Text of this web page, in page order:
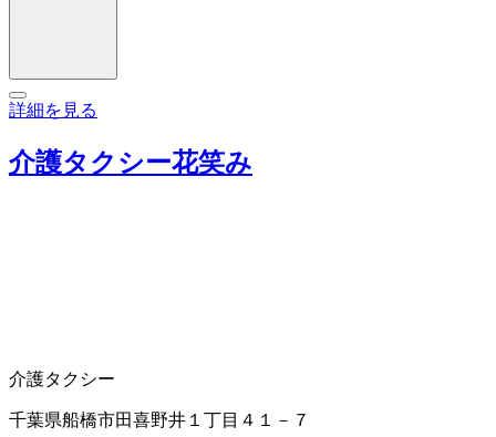
詳細を見る
介護タクシー花笑み
介護タクシー
千葉県船橋市田喜野井１丁目４１－７